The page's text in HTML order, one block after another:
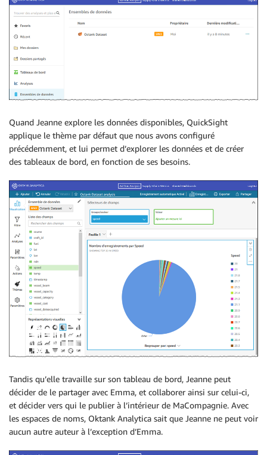
Quand Jeanne explore les données disponibles, QuickSight
applique le thème par défaut que nous avons configuré
précédemment, et lui permet d’explorer les données et de créer
des tableaux de bord, en fonction de ses besoins.
Tandis qu’elle travaille sur son tableau de bord, Jeanne peut
décider de le partager avec Emma, et collaborer ainsi sur celui-ci,
et décider vers qui le publier à l’intérieur de MaCompagnie. Avec
les espaces de noms, Oktank Analytica sait que Jeanne ne peut voir
aucun autre auteur à l’exception d’Emma.